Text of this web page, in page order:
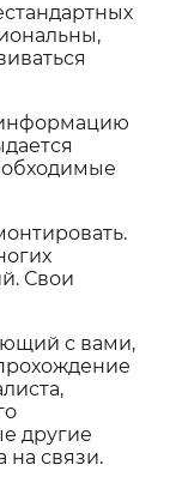
Свои
с вами,
другие
на связи.